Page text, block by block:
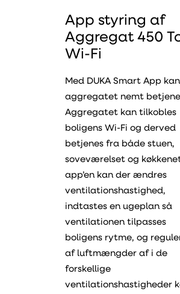
App styring af
Aggregat 450
Wi-Fi
Med DUKA Smart App kan
aggregatet nemt
Aggregatet kan tilkobles
boligens Wi-Fi og derved
betjenes fra både stuen,
soveværelset og
app’en kan der ændres
ventilationshastighed,
indtastes en ugeplan så
ventilationen tilpasses
boligens rytme, og
af luftmængder af i de
forskellige
ventilationshastigheder